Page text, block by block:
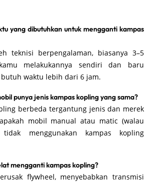
yang dibutuhkan untuk mengganti kampas
teknisi berpengalaman, biasanya 3–5
melakukannya sendiri dan baru
waktu lebih dari 6 jam.
punya jenis kampas kopling yang sama?
berbeda tergantung jenis dan merek
mobil manual atau matic (walau
menggunakan kampas kopling
mengganti kampas kopling?
flywheel, menyebabkan transmisi